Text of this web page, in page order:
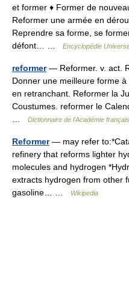
et former ♦ Former de
Reformer une armée en
Reprendre sa forme, se
défont… …
Encyclopédie
reformer— Reformer. v. act.
Donner une meilleure forme
en retranchant. Reformer la
Coustumes. reformer le
Dictionnaire de l'Académie
Reformer— may refer
refinery that reforms lighter
molecules and hydrogen
extracts hydrogen from other
gasoline… …
Wikipedia